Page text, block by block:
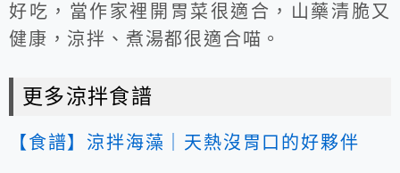
好吃，當作家裡開胃菜很適合，山藥清脆又
健康，涼拌、煮湯都很適合喵。
更多涼拌食譜
【食譜】涼拌海藻｜天熱沒胃口的好夥伴